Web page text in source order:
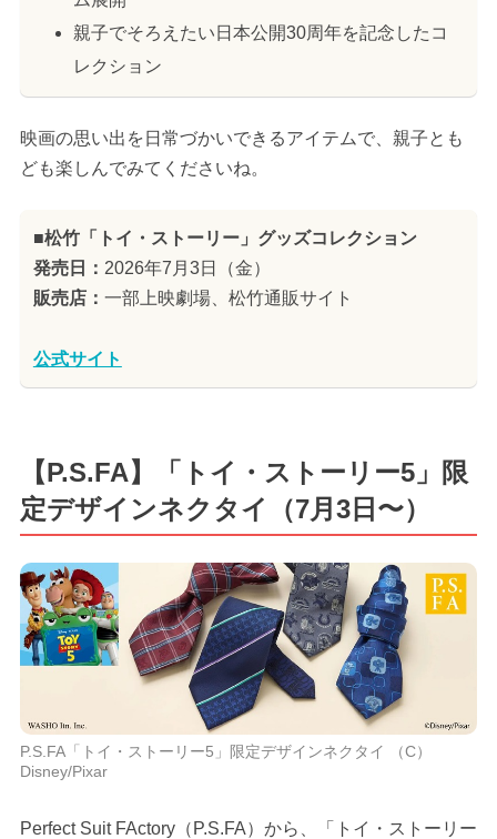
親子でそろえたい日本公開30周年を記念したコ
レクション
映画の思い出を日常づかいできるアイテムで、親子とも
ども楽しんでみてくださいね。
■松竹「トイ・ストーリー」グッズコレクション
発売日： 2026年7月3日（金）
販売店： 一部上映劇場、松竹通販サイト
公式サイト
【P.S.FA】「トイ・ストーリー5」限
定デザインネクタイ（7月3日〜）
P.S.FA「トイ・ストーリー5」限定デザインネクタイ （C）
Disney/Pixar
Perfect Suit FActory（P.S.FA）から、「トイ・ストーリー